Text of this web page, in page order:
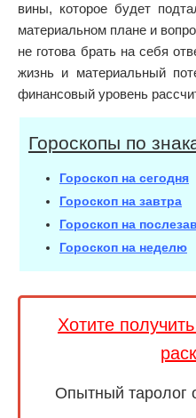
вины, которое будет
материальном плане и
не готова брать на себя
жизнь и материальный
финансовый уровень
Гороскопы по
Гороскоп на сегодня
Гороскоп на завтра
Гороскоп на
Гороскоп на неделю
Хотите
Опытный таролог